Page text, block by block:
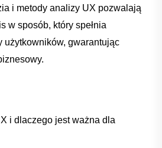
i metody analizy UX⁢ pozwalają
w sposób, który spełnia
użytkowników,⁤ gwarantując​
i ‌dlaczego​ jest ⁢ważna dla​